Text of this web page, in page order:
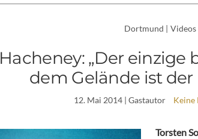
Dortmund | Videos
Hacheney: „Der einzige
dem Gelände ist
12. Mai 2014 | Gastautor Keine
Torsten